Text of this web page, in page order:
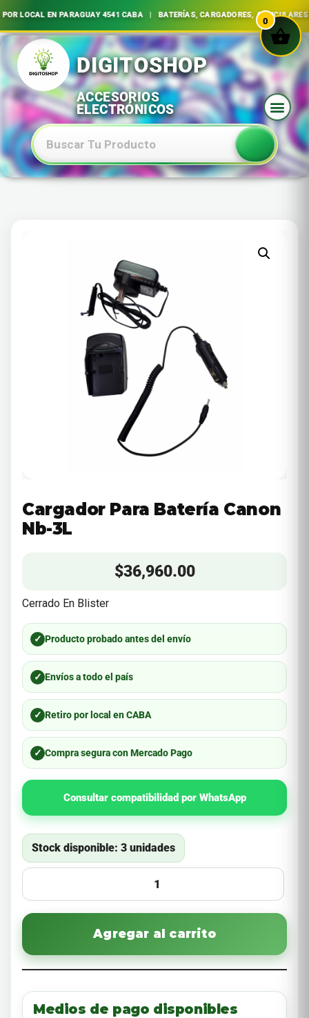
EN PARAGUAY 4541 CABA | BATERÍAS, CARGADORES, AURICULARES E
Ir
al
contenido
Cargador Para Batería Canon
Nb-3L
$36,960.00
Cerrado En Blister
✓ Producto probado antes del envío
✓ Envíos a todo el país
✓ Retiro por local en CABA
✓ Compra segura con Mercado Pago
Consultar compatibilidad por WhatsApp
Stock disponible: 3 unidades
Agregar al carrito
Medios de pago disponibles
0